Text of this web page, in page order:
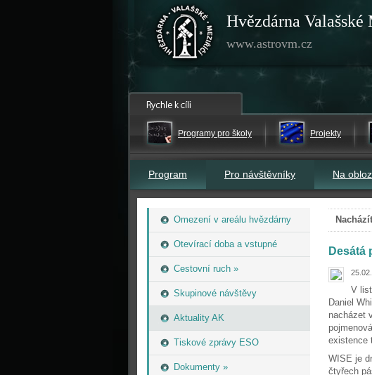
Hvězdárna
www.astrovm.cz
Programy pro školy Projekty
Program Pro návštěvníky Na
Omezení v areálu hvězdárny
Otevírací doba a vstupné
Cestovní ruch »
Skupinové návštěvy
Aktuality AK
Tiskové zprávy ESO
Dokumenty »
Desátá
V
Daniel
nacházet
existence
WISE je
čtyřech